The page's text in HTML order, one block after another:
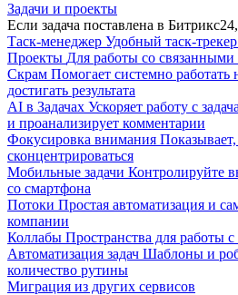
Задачи и проекты
Если задача поставлена в
Таск-менеджер Удобный таск-
Проекты Для работы со связанными
Скрам Помогает системно работать
достигать результата
AI в Задачах Ускоряет работу с
и проанализирует комментарии
Фокусировка внимания
сконцентрироваться
Мобильные задачи Контролируйте
со смартфона
Потоки Простая автоматизация и
компании
Коллабы Пространства для работы
Автоматизация задач Шаблоны и
количество рутины
Миграция из других сервисов